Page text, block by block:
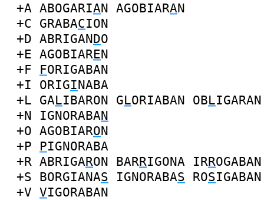
+A ABOGARIAN AGOBIARAN
+C GRABACION
+D ABRIGANDO
+E AGOBIAREN
+F FORIGABAN
+I ORIGINABA
+L GALIBARON GLORIABAN OBLIGARAN
+N IGNORABAN
+O AGOBIARON
+P PIGNORABA
+R ABRIGARON BARRIGONA IRROGABAN
+S BORGIANAS IGNORABAS ROSIGABAN
+V VIGORABAN